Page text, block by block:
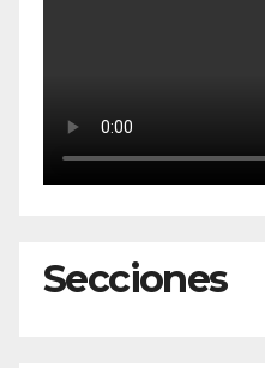
Secciones